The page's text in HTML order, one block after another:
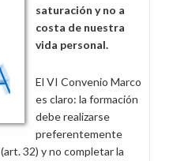
saturación y no a
costa de nuestra
vida personal.
El VI Convenio Marco
es claro: la formación
debe realizarse
preferentemente
(art. 32) y no completar la